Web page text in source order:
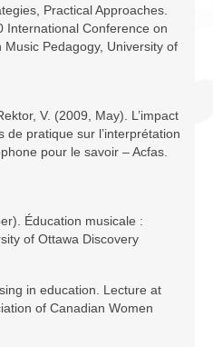
Practical Approaches.
International Conference on
Pedagogy, University of
V. (2009, May). L’impact
de pratique sur l’interprétation
pour le savoir – Acfas.
Éducation musicale :
of Ottawa Discovery
in education. Lecture at
of Canadian Women